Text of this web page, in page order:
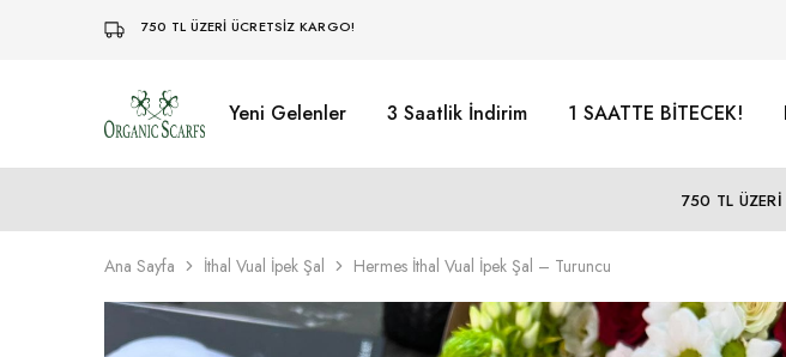
750 TL ÜZERİ ÜCRETSİZ KARGO!
Organikscarf Yeni Gelenler 3 Saatlik İndirim 1 SAATTE BİTECEK!
750 TL
Ana Sayfa İthal Vual İpek Şal Hermes İthal Vual İpek Şal – Turuncu